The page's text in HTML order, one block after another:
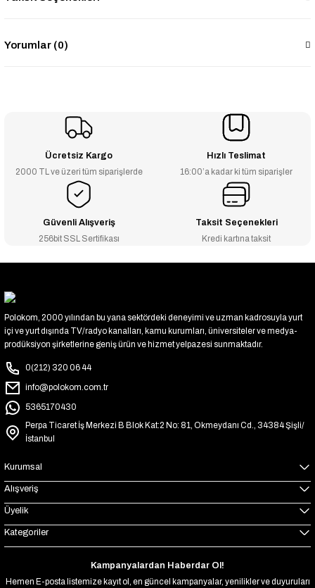
Yorumlar (0)
Ücretsiz Kargo
2000 TL ve üzeri tüm siparişlerde
Hızlı Teslimat
16:00’a kadar ki tüm siparişler
Güvenli Alışveriş
256bit SSL Sertifikası
Taksit Seçenekleri
Kredi kartına taksit
Polokom, 2000 yılından bu yana sektördeki deneyimi ve uzman kadrosuyla yurt
içi ve yurt dışında TV/radyo kanalları, kamu kurumları, üniversiteler ve medya-
prodüksiyon şirketlerine geniş ürün ve hizmet yelpazesi sunmaktadır.
0(212) 320 06 44
info@polokom.com.tr
5365170430
Perpa Ticaret İş Merkezi B Blok Kat:2 No: 81, Okmeydanı Cd., 34384 Şişli/
İstanbul
Kurumsal
Alışveriş
Üyelik
Kategoriler
Kampanyalardan Haberdar Ol!
Hemen E-posta listemize kayıt ol, en güncel kampanyalar, yenilikler ve duyuruları